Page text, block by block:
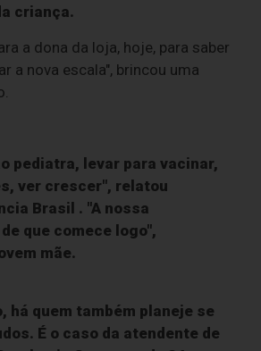
criança.
a dona da loja, hoje, para saber
a nova escala", brincou uma
pediatra, levar para vacinar,
ver crescer", relatou
Brasil . "A nossa
que comece logo",
mãe.
há quem também planeje se
É o caso da atendente de